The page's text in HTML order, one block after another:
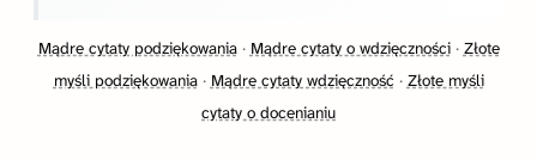
Mądre cytaty podziękowania· Mądre cytaty o wdzięczności· Złote
myśli podziękowania· Mądre cytaty wdzięczność · Złote myśli
cytaty o docenianiu